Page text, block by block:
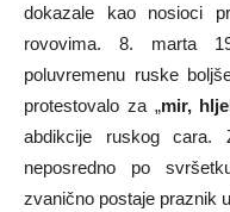
dokazale kao nosioci
rovovima. 8. marta
poluvremenu ruske
protestovalo za „mir,
abdikcije ruskog cara.
neposredno po
zvanično postaje praznik